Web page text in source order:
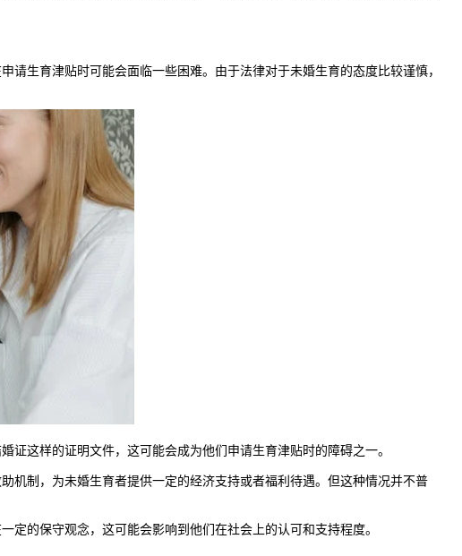
生育津贴时可能会面临一些困难。由于法律对于未婚生育的态度比较谨慎，
这样的证明文件，这可能会成为他们申请生育津贴时的障碍之一。
制，为未婚生育者提供一定的经济支持或者福利待遇。但这种情况并不普
的保守观念，这可能会影响到他们在社会上的认可和支持程度。